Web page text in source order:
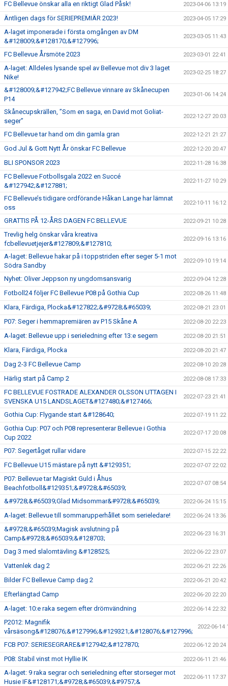
FC Bellevue önskar alla en riktigt Glad Påsk! 2023-04-06 13:19
Äntligen dags för SERIEPREMIÄR 2023! 2023-04-05 17:29
A-laget imponerade i första omgången av DM
&#128009;&#128170;&#127996;
2023-03-05 11:43
FC Bellevue Årsmöte 2023 2023-03-01 22:41
A-laget: Alldeles lysande spel av Bellevue mot div 3 laget
Nike!
2023-02-25 18:27
&#128009;&#127942;FC Bellevue vinnare av Skånecupen
P14
2023-01-06 14:24
Skånecupskrällen, ”Som en saga, en David mot Goliat-
seger”
2022-12-27 20:03
FC Bellevue tar hand om din gamla gran 2022-12-21 21:27
God Jul & Gott Nytt År önskar FC Bellevue 2022-12-20 20:47
BLI SPONSOR 2023 2022-11-28 16:38
FC Bellevue Fotbollsgala 2022 en Succé
&#127942;&#127881;
2022-11-27 10:29
FC Bellevue’s tidigare ordförande Håkan Lange har lämnat
oss
2022-10-11 16:12
GRATTIS PÅ 12-ÅRS DAGEN FC BELLEVUE 2022-09-21 10:28
Trevlig helg önskar våra kreativa
fcbellevuetjejer&#127809;&#127810;
2022-09-16 13:16
A-laget: Bellevue hakar på i toppstriden efter seger 5-1 mot
Södra Sandby
2022-09-10 19:14
Nyhet: Oliver Jeppson ny ungdomsansvarig 2022-09-04 12:28
Fotboll24 följer FC Bellevue P08 på Gothia Cup 2022-08-26 11:48
Klara, Färdiga, Plocka&#127822;&#9728;&#65039; 2022-08-21 23:01
P07: Seger i hemmapremiären av P15 Skåne A 2022-08-20 22:23
A-laget: Bellevue upp i serieledning efter 13:e segern 2022-08-20 21:51
Klara, Färdiga, Plocka 2022-08-20 21:47
Dag 2-3 FC Bellevue Camp 2022-08-10 20:28
Härlig start på Camp 2 2022-08-08 17:33
FC BELLEVUE FOSTRADE ALEXANDER OLSSON UTTAGEN I
SVENSKA U15 LANDSLAGET&#127480;&#127466;
2022-07-23 21:41
Gothia Cup: Flygande start &#128640; 2022-07-19 11:22
Gothia Cup: P07 och P08 representerar Bellevue i Gothia
Cup 2022
2022-07-17 20:08
P07: Segertåget rullar vidare 2022-07-15 22:22
FC Bellevue U15 mästare på nytt &#129351; 2022-07-07 22:02
P07: Bellevue tar Magiskt Guld i Åhus
Beachfotboll&#129351;&#9728;&#65039;
2022-07-07 08:54
&#9728;&#65039;Glad Midsommar&#9728;&#65039; 2022-06-24 15:15
A-laget: Bellevue till sommarupperhållet som serieledare! 2022-06-24 13:36
&#9728;&#65039;Magisk avslutning på
Camp&#9728;&#65039;&#128703;
2022-06-23 16:31
Dag 3 med slalomtävling &#128525; 2022-06-22 23:07
Vattenlek dag 2 2022-06-21 22:26
Bilder FC Bellevue Camp dag 2 2022-06-21 20:42
Efterlängtad Camp 2022-06-20 22:20
A-laget: 10:e raka segern efter drömvändning 2022-06-14 22:32
P2012: Magnifik
vårsäsong&#128076;&#127996;&#129321;&#128076;&#127996;
2022-06-14
FCB P07: SERIESEGRARE&#127942;&#127870; 2022-06-12 20:24
P08: Stabil vinst mot Hyllie IK 2022-06-11 21:46
A-laget: 9 raka segrar och serieledning efter storseger mot
Husie IF&#128171;&#9728;&#65039;&#9757;&
2022-06-11 17:37